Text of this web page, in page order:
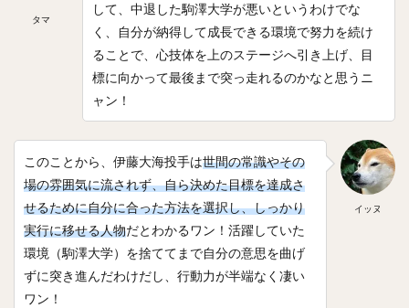
タマ
して、中退した駒澤大学が悪いというわけでな
く、自分が納得して成長できる環境で努力を続け
ることで、心技体を上のステージへ引き上げ、目
標に向かって最後まで突っ走れるのかなと思うニ
ャン！
イッヌ
このことから、伊藤大海投手は世間の常識やその
場の雰囲気に流されず、自ら決めた目標を達成さ
せるために自分に合った方法を選択し、しっかり
実行に移せる人物だとわかるワン！活躍していた
環境（駒澤大学）を捨ててまで自分の意思を曲げ
ずに突き進んだわけだし、行動力が半端なく凄い
ワン！